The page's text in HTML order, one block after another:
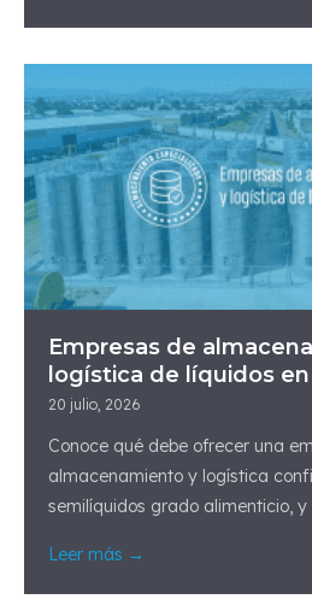
Empresas de
logística de líquidos
20 julio, 2026
Conoce qué debe ofrecer una
almacenamiento y logística
semilíquidos grado alimenticio, y
Leer más →